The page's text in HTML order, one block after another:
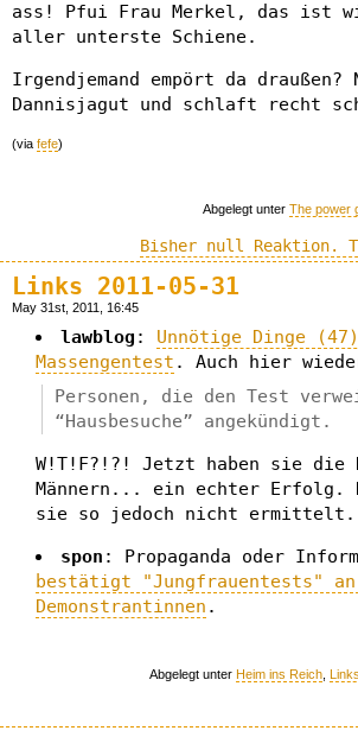
ass! Pfui Frau Merkel, das ist
aller unterste Schiene.
Irgendjemand empört da draußen?
Dannisjagut und schlaft recht
(via fefe)
Abgelegt unter The power
Bisher null Reaktion.
Links 2011-05-31
May 31st, 2011, 16:45
lawblog : Unnötige Dinge
Massengentest . Auch hier
Personen, die den Test
“Hausbesuche” angekündigt.
W!T!F?!?! Jetzt haben sie die
Männern... ein echter Erfolg.
sie so jedoch nicht ermittelt.
spon : Propaganda oder
bestätigt "Jungfrauentests"
Demonstrantinnen .
Abgelegt unter Heim ins Reich